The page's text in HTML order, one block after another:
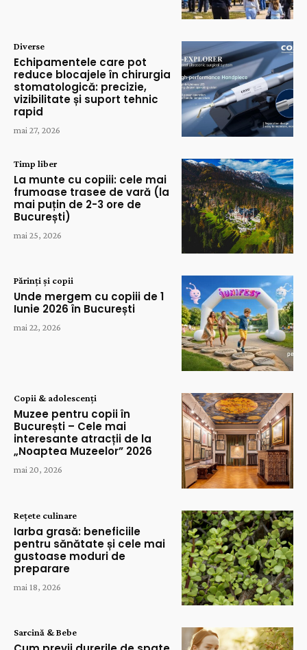
Diverse
Echipamentele care pot
reduce blocajele în chirurgia
stomatologică: precizie,
vizibilitate și suport tehnic
rapid
mai 27, 2026
Timp liber
La munte cu copiii: cele mai
frumoase trasee de vară (la
mai puțin de 2-3 ore de
București)
mai 25, 2026
Părinți și copii
Unde mergem cu copiii de 1
Iunie 2026 în București
mai 22, 2026
Copii & adolescenți
Muzee pentru copii în
București – Cele mai
interesante atracții de la
„Noaptea Muzeelor” 2026
mai 20, 2026
Rețete culinare
Iarba grasă: beneficiile
pentru sănătate și cele mai
gustoase moduri de
preparare
mai 18, 2026
Sarcină & Bebe